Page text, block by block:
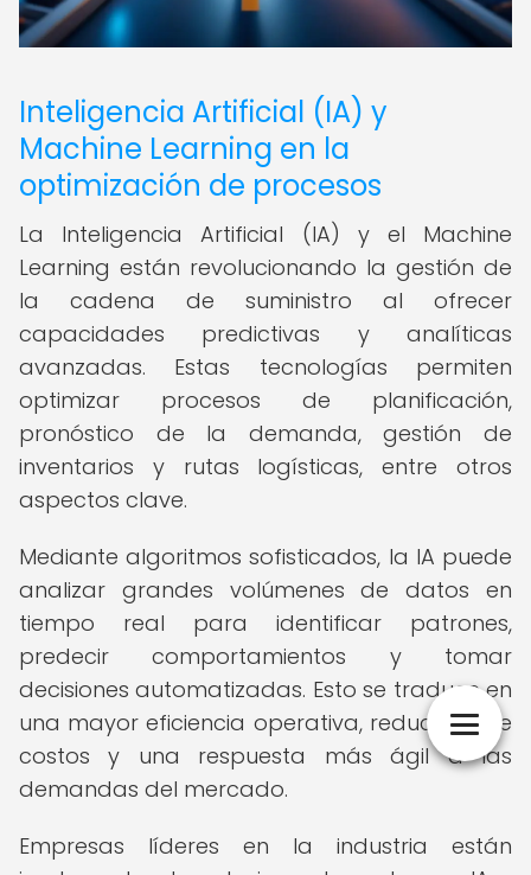
Inteligencia Artificial (IA) y
Machine Learning en la
optimización de procesos
La Inteligencia Artificial (IA) y el Machine
Learning están revolucionando la gestión de
la cadena de suministro al ofrecer
capacidades predictivas y analíticas
avanzadas. Estas tecnologías permiten
optimizar procesos de planificación,
pronóstico de la demanda, gestión de
inventarios y rutas logísticas, entre otros
aspectos clave.
Mediante algoritmos sofisticados, la IA puede
analizar grandes volúmenes de datos en
tiempo real para identificar patrones,
predecir comportamientos y tomar
decisiones automatizadas. Esto se traduce en
una mayor eficiencia operativa, reducción de
costos y una respuesta más ágil a las
demandas del mercado.
Empresas líderes en la industria están